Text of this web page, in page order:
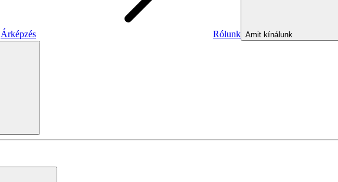
Árképzés Rólunk Amit kínálunk
Személyes